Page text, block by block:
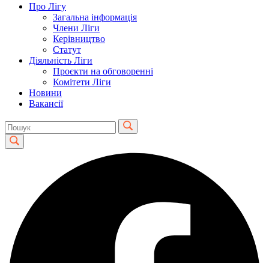
Про Лігу
Загальна інформація
Члени Ліги
Керівництво
Статут
Діяльність Ліги
Проєкти на обговоренні
Комітети Ліги
Новини
Вакансії